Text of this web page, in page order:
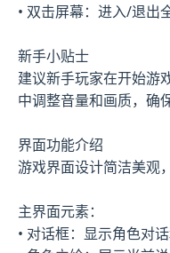
• 双击屏幕：进入/退出
新手小贴士
建议新手玩家在开始游
中调整音量和画质，确
界面功能介绍
游戏界面设计简洁美观
主界面元素：
• 对话框：显示角色对